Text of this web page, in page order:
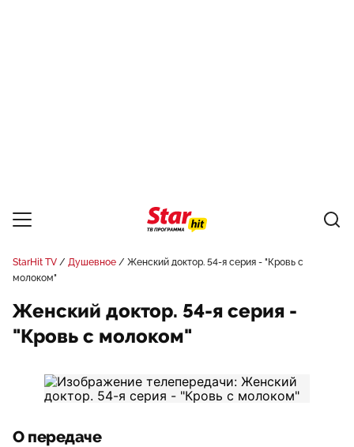
StarHit TV Душевное
Женский доктор. 54-я серия - "Кровь с
молоком"
Женский доктор. 54-я серия -
"Кровь с молоком"
О передаче